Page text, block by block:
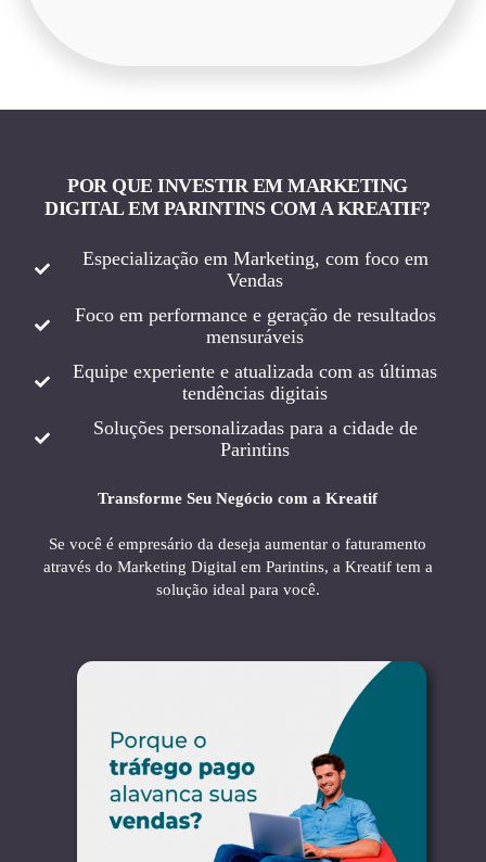
POR QUE INVESTIR EM MARKETING
DIGITAL EM PARINTINS COM A KREATIF?
Especialização em Marketing, com foco em
Vendas
Foco em performance e geração de resultados
mensuráveis
Equipe experiente e atualizada com as últimas
tendências digitais
Soluções personalizadas para a cidade de
Parintins
Transforme Seu Negócio com a Kreatif
Se você é empresário da deseja aumentar o faturamento
através do Marketing Digital em Parintins, a Kreatif tem a
solução ideal para você.